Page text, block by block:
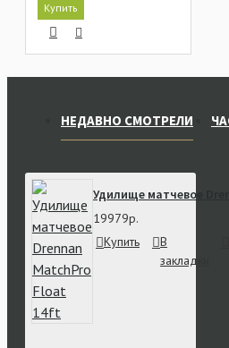
Купить
НЕДАВНО СМОТРЕЛИ
Удилище матчевое
19979р.
Купить
В
закладки